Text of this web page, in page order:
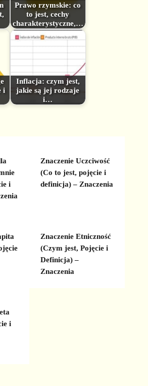
Prawo rzymskie: co
to jest, cechy
charakterystyczne,…
i
Inflacja: czym jest,
jakie są jej rodzaje
i…
i
Znaczenie Uczciwość
(Co to jest, pojęcie i
definicja) – Znaczenia
Znaczenie Etniczność
(Czym jest, Pojęcie i
Definicja) –
Znaczenia
i